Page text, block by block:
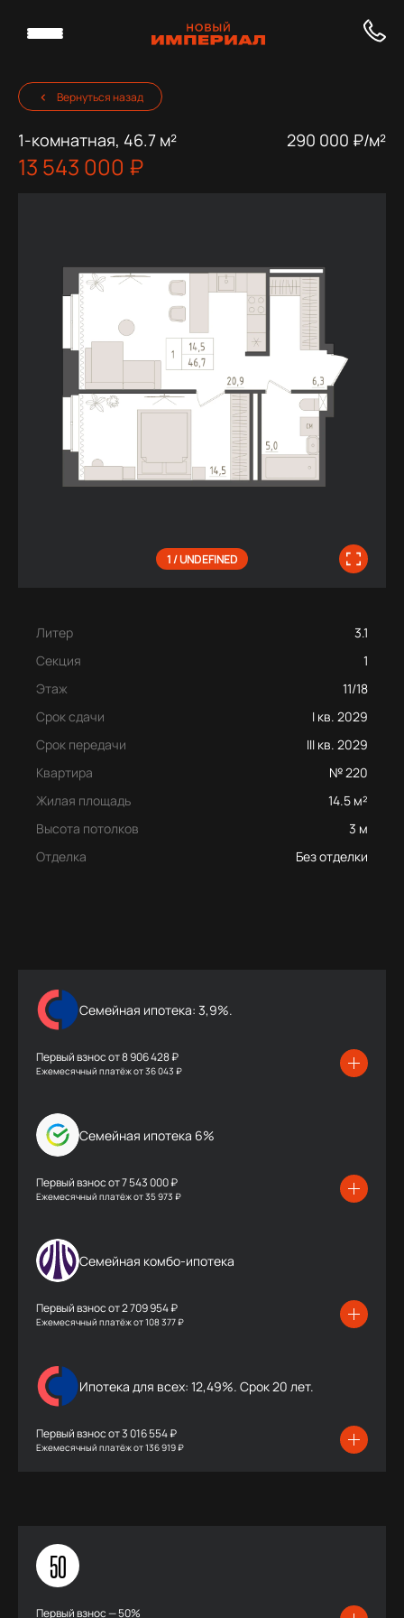
Вернуться назад
1-комнатная, 46.7 м² 290 000 ₽/м²
13 543 000 ₽
1 / UNDEFINED
Литер
3.1
Секция
1
Этаж
11/18
Срок сдачи
I кв. 2029
Срок передачи
III кв. 2029
Квартира
№ 220
Жилая площадь
14.5 м²
Высота потолков
3 м
Отделка
Без отделки
Семейная ипотека: 3,9%.
Первый взнос от8 906 428 ₽
Ежемесячный платёжот36 043 ₽
Семейная ипотека 6%
Первый взнос от7 543 000 ₽
Ежемесячный платёжот35 973 ₽
Семейная комбо-ипотека
Первый взнос от2 709 954 ₽
Ежемесячный платёжот108 377 ₽
Ипотека для всех: 12,49%. Срок 20 лет.
Первый взнос от3 016 554 ₽
Ежемесячный платёжот136 919 ₽
50
Первый взнос — 50%